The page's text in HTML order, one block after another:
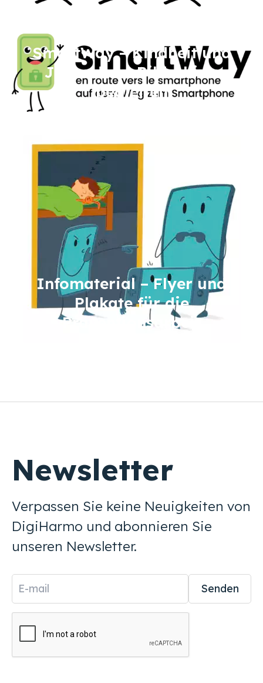
Image
SmartWay – Kindheit und
Jugend am Bildschirm
begleiten
Image
Infomaterial – Flyer und
Plakate für die
Präventionsarbeit
Newsletter
Verpassen Sie keine Neuigkeiten von
DigiHarmo und abonnieren Sie
unseren Newsletter.